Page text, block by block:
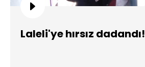
Laleli'ye hırsız dadandı!